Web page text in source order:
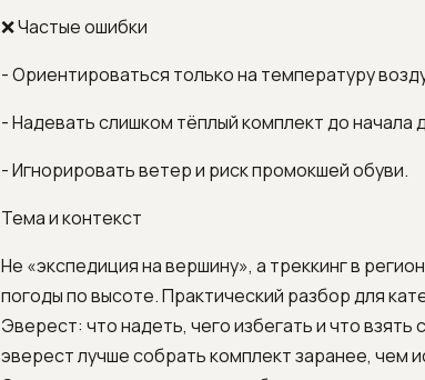
❌ Частые ошибки
- Ориентироваться только на температуру
- Надевать слишком тёплый комплект до начала
- Игнорировать ветер и риск промокшей обуви.
Тема и контекст
Не «экспедиция на вершину», а треккинг в
погоды по высоте. Практический разбор для
Эверест: что надеть, чего избегать и что
эверест лучше собрать комплект заранее, чем